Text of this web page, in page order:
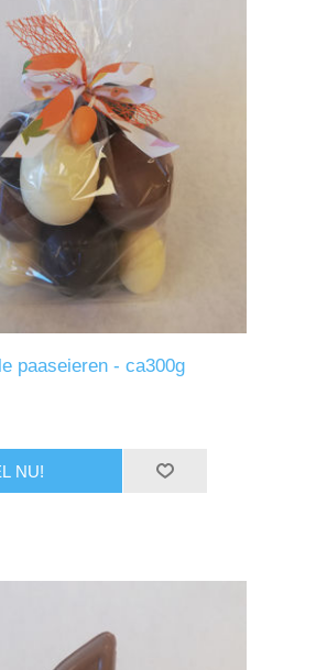
paaseieren - ca300g